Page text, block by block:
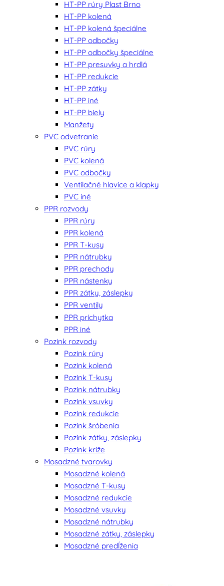
HT-PP rúry Plast Brno
HT-PP kolená
HT-PP kolená špeciálne
HT-PP odbočky
HT-PP odbočky špeciálne
HT-PP presuvky a hrdlá
HT-PP redukcie
HT-PP zátky
HT-PP iné
HT-PP biely
Manžety
PVC odvetranie
PVC rúry
PVC kolená
PVC odbočky
Ventilačné hlavice a klapky
PVC iné
PPR rozvody
PPR rúry
PPR kolená
PPR T-kusy
PPR nátrubky
PPR prechody
PPR nástenky
PPR zátky, záslepky
PPR ventily
PPR príchytka
PPR iné
Pozink rozvody
Pozink rúry
Pozink kolená
Pozink T-kusy
Pozink nátrubky
Pozink vsuvky
Pozink redukcie
Pozink šróbenia
Pozink zátky, záslepky
Pozink kríže
Mosadzné tvarovky
Mosadzné kolená
Mosadzné T-kusy
Mosadzné redukcie
Mosadzné vsuvky
Mosadzné nátrubky
Mosadzné zátky, záslepky
Mosadzné predĺženia